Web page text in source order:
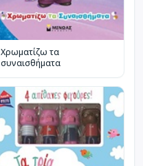
Χρωματίζω τα
συναισθήματα